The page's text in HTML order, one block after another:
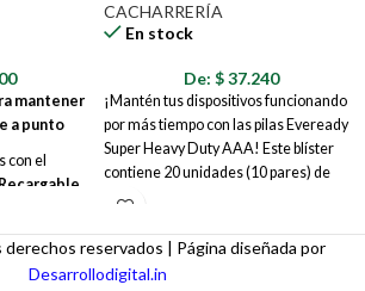
mantener
a punto
con el
en la
lo
CACHARRERÍA
En stock
De: $37.240
¡Mantén tus dispositivos funcionando
por más tiempo con las pilas Eveready
Super Heavy Duty AAA! Este blíster
contiene 20 unidades (10 pares) de
pilas tamaño AAA, la opción ideal para
controles remotos, juguetes, linternas
y mucho más.
reservados | Página diseñada por
Desarrollodigital.in